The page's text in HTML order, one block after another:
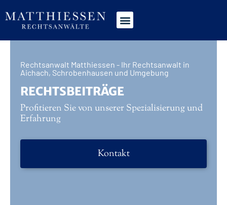
Rechtsanwalt Matthiessen - Ihr Rechtsanwalt in
Aichach, Schrobenhausen und Umgebung
RECHTSBEITRÄGE
Profitieren Sie von unserer Spezialisierung und
Erfahrung
Kontakt